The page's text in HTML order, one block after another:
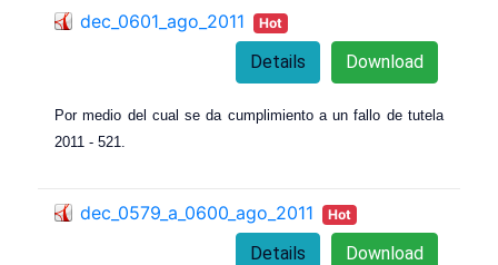
dec_0601_ago_2011 Hot
Download
Details
Por medio del cual se da cumplimiento a un fallo de tutela
2011 - 521.
dec_0579_a_0600_ago_2011 Hot
Download
Details